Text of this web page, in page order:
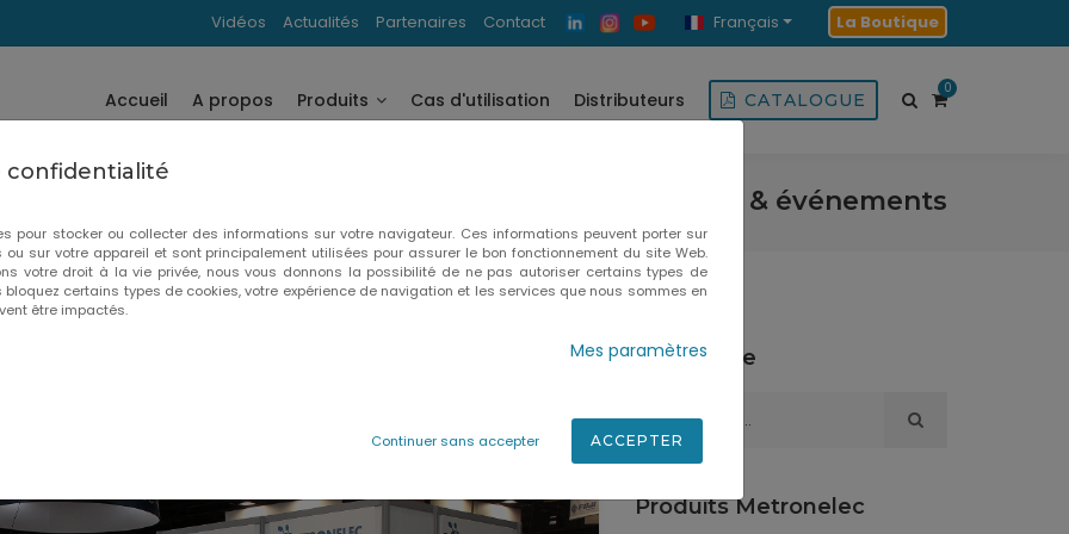
Vidéos Actualités Partenaires Contact Français La Boutique
Accueil A propos Produits Cas d'utilisation Distributeurs CATALOGUE
0
Actualités & événements
2026 ! Recherche
Produits Metronelec
confidentialité
pour stocker ou collecter des informations sur votre navigateur. Ces informations peuvent porter sur
ou sur votre appareil et sont principalement utilisées pour assurer le bon fonctionnement du site Web.
votre droit à la vie privée, nous vous donnons la possibilité de ne pas autoriser certains types de
bloquez certains types de cookies, votre expérience de navigation et les services que nous sommes en
être impactés.
Mes paramètres
Continuer sans accepter ACCEPTER